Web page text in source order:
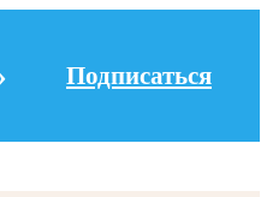
Подписаться